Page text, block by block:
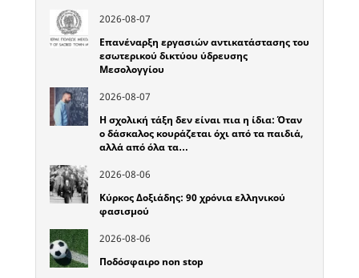
2026-08-07
Επανέναρξη εργασιών αντικατάστασης του
εσωτερικού δικτύου ύδρευσης
Μεσολογγίου
2026-08-07
Η σχολική τάξη δεν είναι πια η ίδια: Όταν
ο δάσκαλος κουράζεται όχι από τα παιδιά,
αλλά από όλα τα…
2026-08-06
Κύρκος Δοξιάδης: 90 χρόνια ελληνικού
φασισμού
2026-08-06
Ποδόσφαιρο non stop